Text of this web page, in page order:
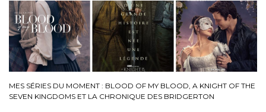
MES SÉRIES DU MOMENT : BLOOD OF MY BLOOD, A KNIGHT OF THE
SEVEN KINGDOMS ET LA CHRONIQUE DES BRIDGERTON